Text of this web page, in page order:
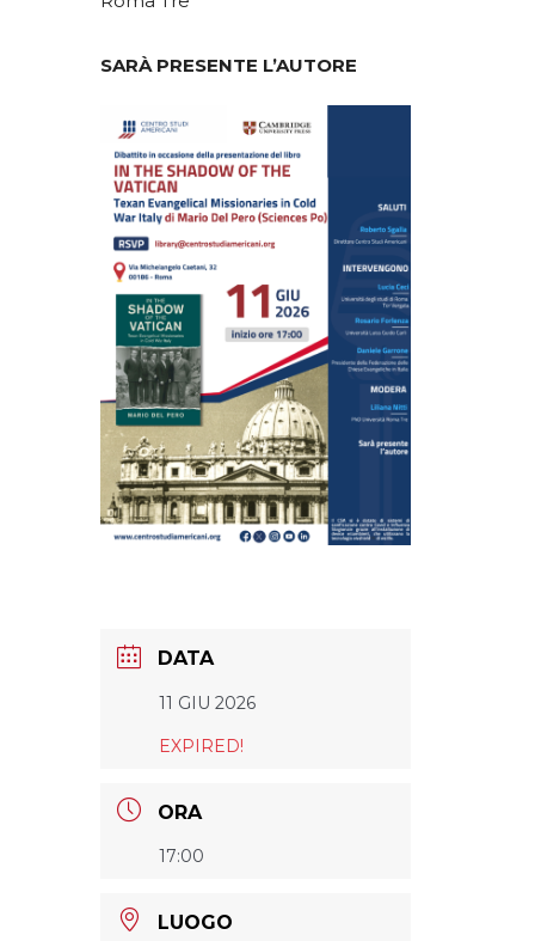
SARÀ PRESENTE L’AUTORE
DATA
11 GIU 2026
EXPIRED!
ORA
17:00
LUOGO